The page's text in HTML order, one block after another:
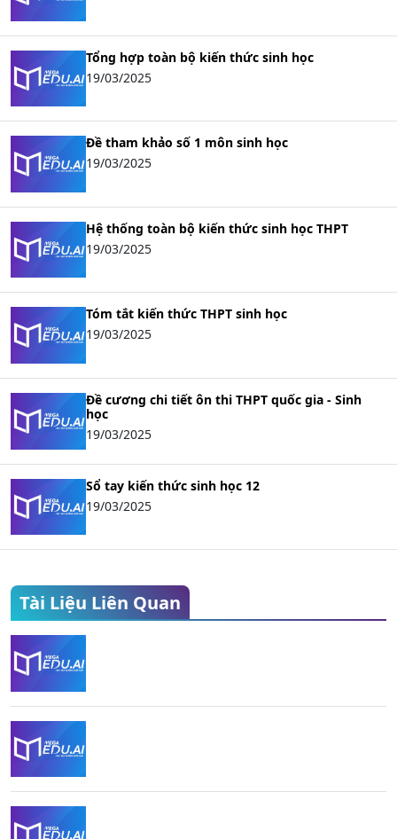
Tổng hợp toàn bộ kiến thức sinh học
19/03/2025
Đề tham khảo số 1 môn sinh học
19/03/2025
Hệ thống toàn bộ kiến thức sinh học THPT
19/03/2025
Tóm tắt kiến thức THPT sinh học
19/03/2025
Đề cương chi tiết ôn thi THPT quốc gia - Sinh
học
19/03/2025
Sổ tay kiến thức sinh học 12
19/03/2025
Tài Liệu Liên Quan